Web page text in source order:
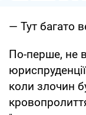
— Тут багато
По-перше, не
коли злочин